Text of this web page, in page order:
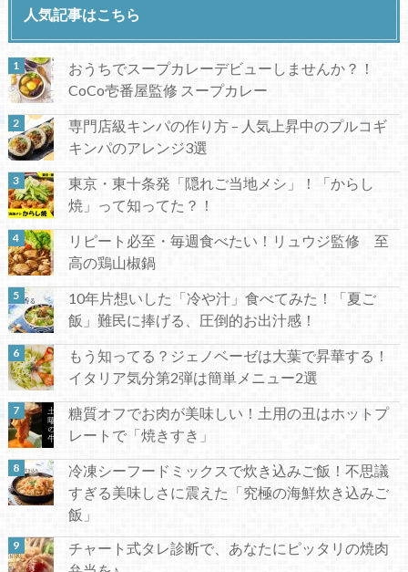
人気記事はこちら
おうちでスープカレーデビューしませんか？！
CoCo壱番屋監修 スープカレー
専門店級キンパの作り方 – 人気上昇中のプルコギ
キンパのアレンジ3選
東京・東十条発「隠れご当地メシ」！「からし
焼」って知ってた？！
リピート必至・毎週食べたい！リュウジ監修 至
高の鶏山椒鍋
10年片想いした「冷や汁」食べてみた！「夏ご
飯」難民に捧げる、圧倒的お出汁感！
もう知ってる？ジェノベーゼは大葉で昇華する！
イタリア気分第2弾は簡単メニュー2選
糖質オフでお肉が美味しい！土用の丑はホットプ
レートで「焼きすき」
冷凍シーフードミックスで炊き込みご飯！不思議
すぎる美味しさに震えた「究極の海鮮炊き込みご
飯」
チャート式タレ診断で、あなたにピッタリの焼肉